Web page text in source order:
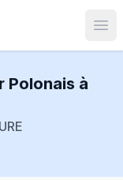
Polonais à